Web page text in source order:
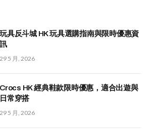
玩具反斗城 HK 玩具選購指南與限時優惠資
訊
29 5 月, 2026
Crocs HK 經典鞋款限時優惠，適合出遊與
日常穿搭
29 5 月, 2026